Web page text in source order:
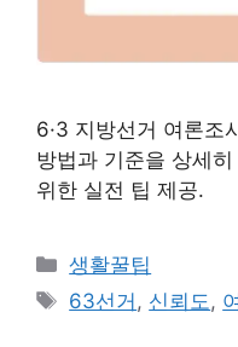
6·3 지방선거 여론조
방법과 기준을 상세
위한 실전 팁 제공.
카
테
생활꿀팁
태
63선거 , 신뢰도,